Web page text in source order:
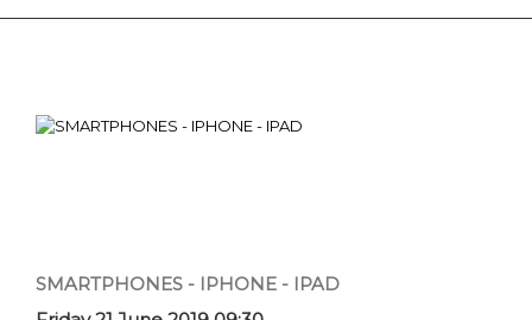
SMARTPHONES - IPHONE - IPAD